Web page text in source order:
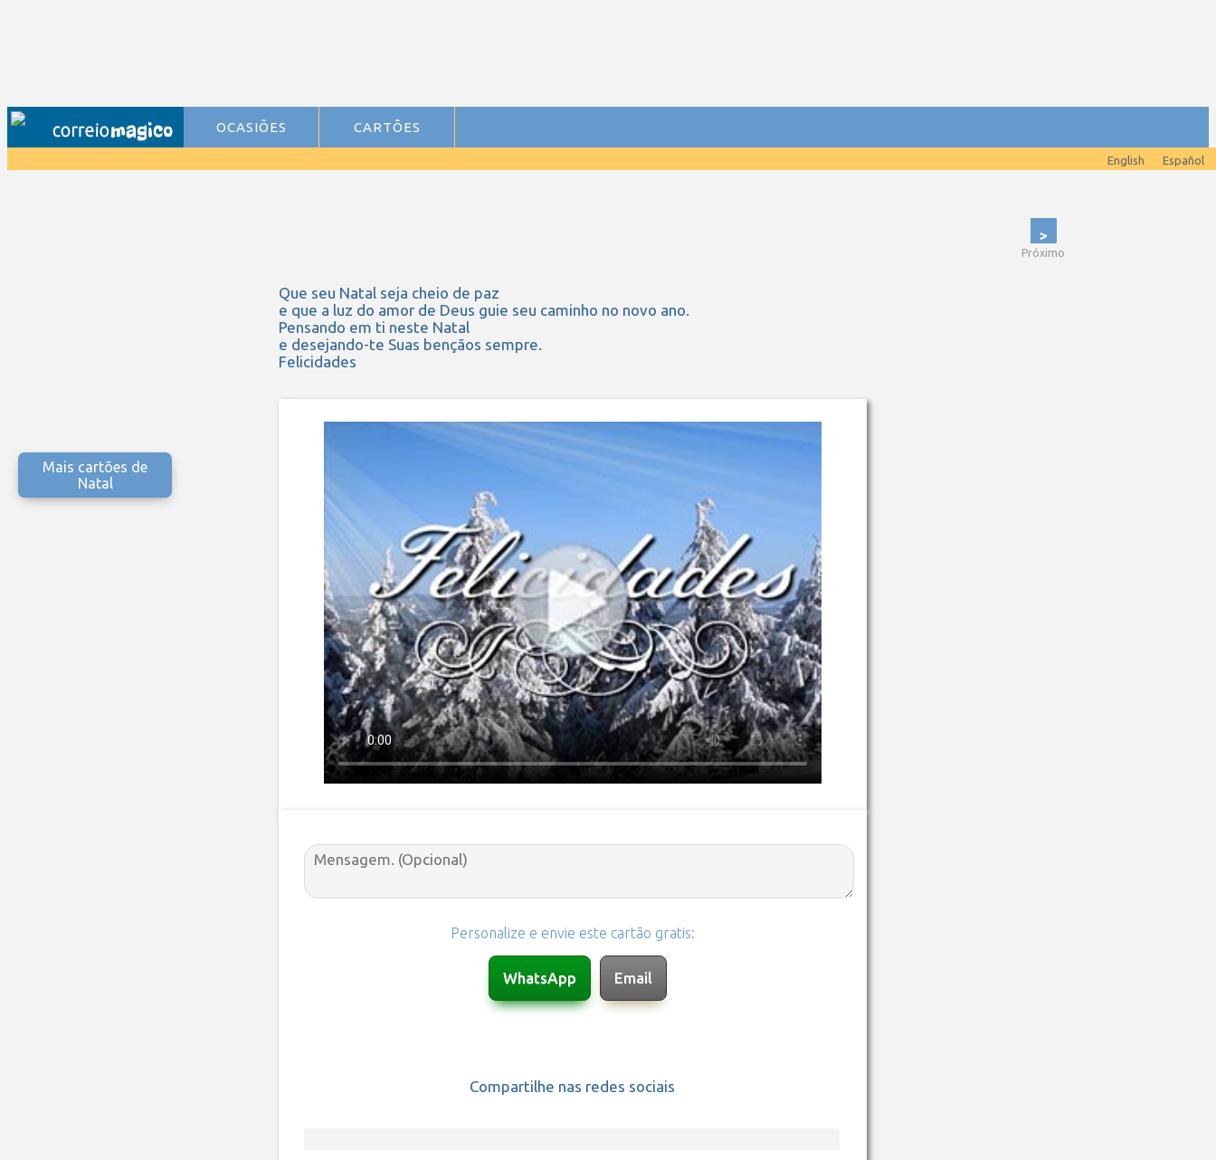
OCASIÕES CARTÕES
Español
English
Que seu Natal seja cheio de paz
e que a luz do amor de Deus guie seu caminho no novo ano.
Pensando em ti neste Natal
e desejando-te Suas bençãos sempre.
Felicidades
Personalize e envie este cartão gratis:
Compartilhe nas redes sociais
Mais cartões de
Natal
>
Próximo